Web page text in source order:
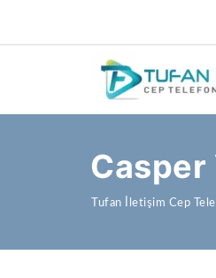
Tufan İletişim Cep